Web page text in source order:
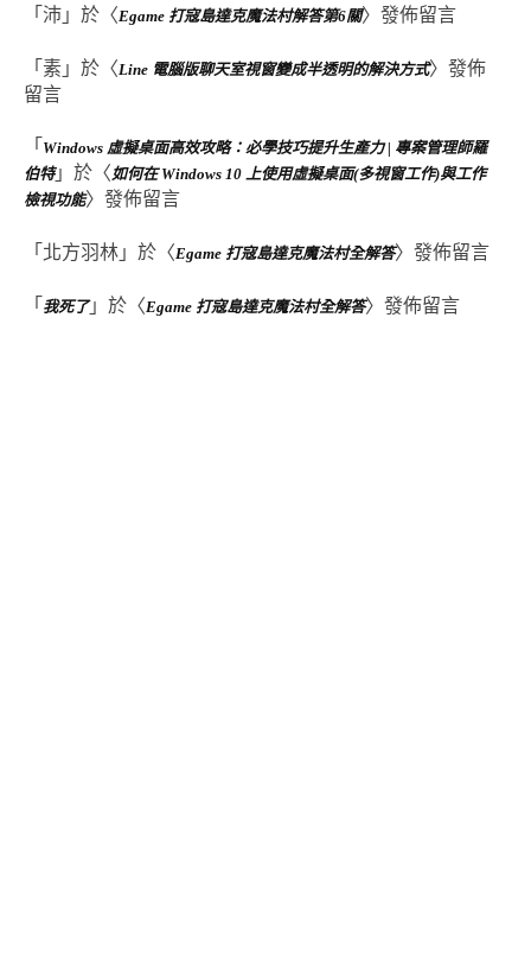
「 沛 」於〈Egame 打寇島達克魔法村解答第6關〉發佈留言
「 素 」於〈Line 電腦版聊天室視窗變成半透明的解決方式〉發佈
留言
「 Windows 虛擬桌面高效攻略：必學技巧提升生產力 | 專案管理師羅
伯特」於〈 如何在 Windows 10 上使用虛擬桌面(多視窗工作)與工作
檢視功能〉發佈留言
「 北方羽林 」於〈Egame 打寇島達克魔法村全解答〉發佈留言
「 我死了」於〈Egame 打寇島達克魔法村全解答〉發佈留言